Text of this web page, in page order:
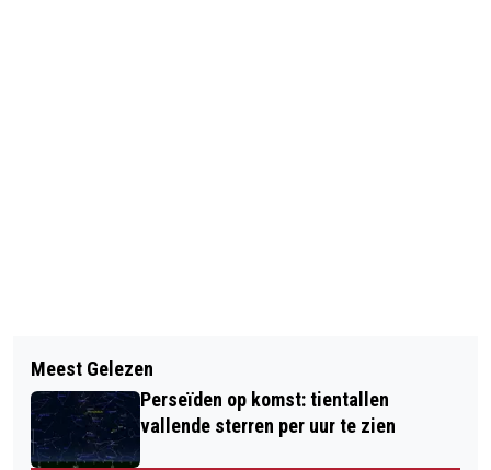
BRAND SHISHA LOUNGE PALACE IN
WEST AANGESTOKEN
Meest Gelezen
Perseïden op komst: tientallen
vallende sterren per uur te zien